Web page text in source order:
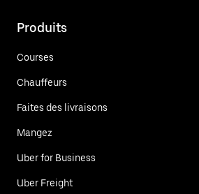
Produits
Courses
Chauffeurs
Faites des livraisons
Mangez
Uber for Business
Uber Freight